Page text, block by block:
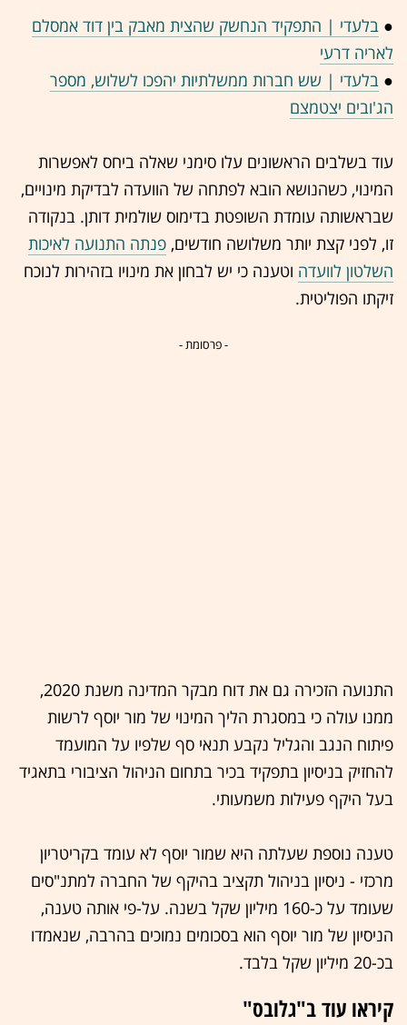
● בלעדי | התפקיד הנחשק שהצית מאבק בין דוד אמסלם
לאריה דרעי
● בלעדי | שש חברות ממשלתיות יהפכו לשלוש, מספר
הג'ובים יצטמצם
עוד בשלבים הראשונים עלו סימני שאלה ביחס לאפשרות
המינוי, כשהנושא הובא לפתחה של הוועדה לבדיקת מינויים,
שבראשותה עומדת השופטת בדימוס שולמית דותן. בנקודה
זו, לפני קצת יותר משלושה חודשים, פנתה התנועה לאיכות
השלטון לוועדה וטענה כי יש לבחון את מינויו בזהירות לנוכח
זיקתו הפוליטית.
- פרסומת -
התנועה הזכירה גם את דוח מבקר המדינה משנת 2020,
ממנו עולה כי במסגרת הליך המינוי של מור יוסף לרשות
פיתוח הנגב והגליל נקבע תנאי סף שלפיו על המועמד
להחזיק בניסיון בתפקיד בכיר בתחום הניהול הציבורי בתאגיד
בעל היקף פעילות משמעותי.
טענה נוספת שעלתה היא שמור יוסף לא עומד בקריטריון
מרכזי - ניסיון בניהול תקציב בהיקף של החברה למתנ"סים
שעומד על כ-160 מיליון שקל בשנה. על-פי אותה טענה,
הניסיון של מור יוסף הוא בסכומים נמוכים בהרבה, שנאמדו
בכ-20 מיליון שקל בלבד.
קיראו עוד ב"גלובס"